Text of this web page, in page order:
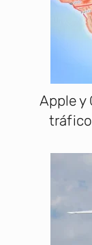
Apple y
tráfico